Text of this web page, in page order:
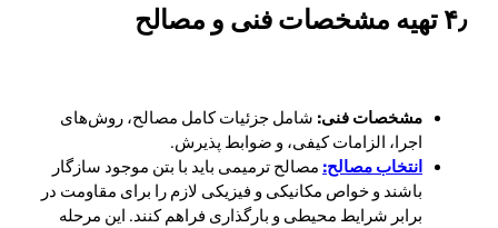
۴٫ تهیه مشخصات فنی و مصالح
مشخصات فنی: شامل جزئیات کامل مصالح، روش‌های
اجرا، الزامات کیفی، و ضوابط پذیرش.
انتخاب مصالح: مصالح ترمیمی باید با بتن موجود سازگار
باشند و خواص مکانیکی و فیزیکی لازم را برای مقاومت در
برابر شرایط محیطی و بارگذاری فراهم کنند. این مرحله